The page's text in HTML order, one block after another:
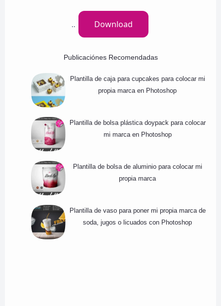
.. Download
Publicaciónes Recomendadas
Plantilla de caja para cupcakes para colocar mi
propia marca en Photoshop
Plantilla de bolsa plástica doypack para colocar
mi marca en Photoshop
Plantilla de bolsa de aluminio para colocar mi
propia marca
Plantilla de vaso para poner mi propia marca de
soda, jugos o licuados con Photoshop